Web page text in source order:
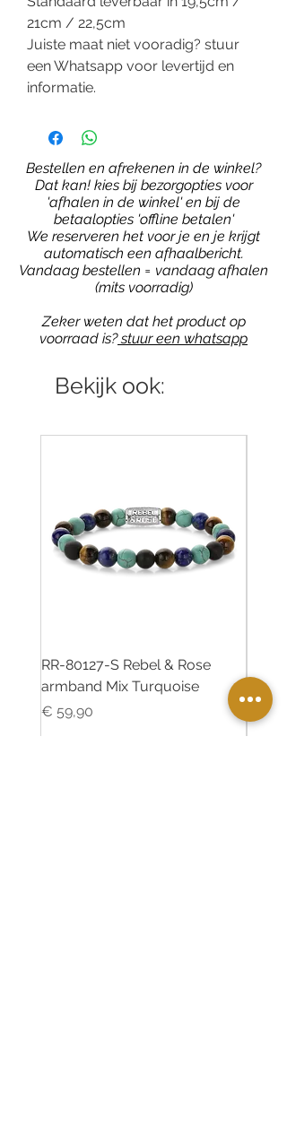
21cm / 22,5cm
Juiste maat niet vooradig? stuur
een Whatsapp voor levertijd en
informatie.
Bestellen en afrekenen in de winkel?
Dat kan! kies bij bezorgopties voor
'afhalen in de winkel' en bij de
betaalopties 'offline betalen'
We reserveren het voor je en je krijgt
automatisch een afhaalbericht.
Vandaag bestellen = vandaag afhalen
(mits voorradig)
Zeker weten dat het product op
voorraad is?stuur een whatsapp
Bekijk ook:
RR-80127-S Rebel & Rose
armband Mix Turquoise
Prijs
€ 59,90
Prijs
€